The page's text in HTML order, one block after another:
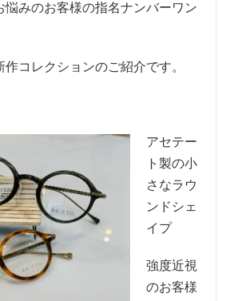
悩みのお客様の指名ナンバーワン
コレクションのご紹介です。
アセテー
ト製の小
さなラウ
ンドシェ
イプ
強度近視
のお客様